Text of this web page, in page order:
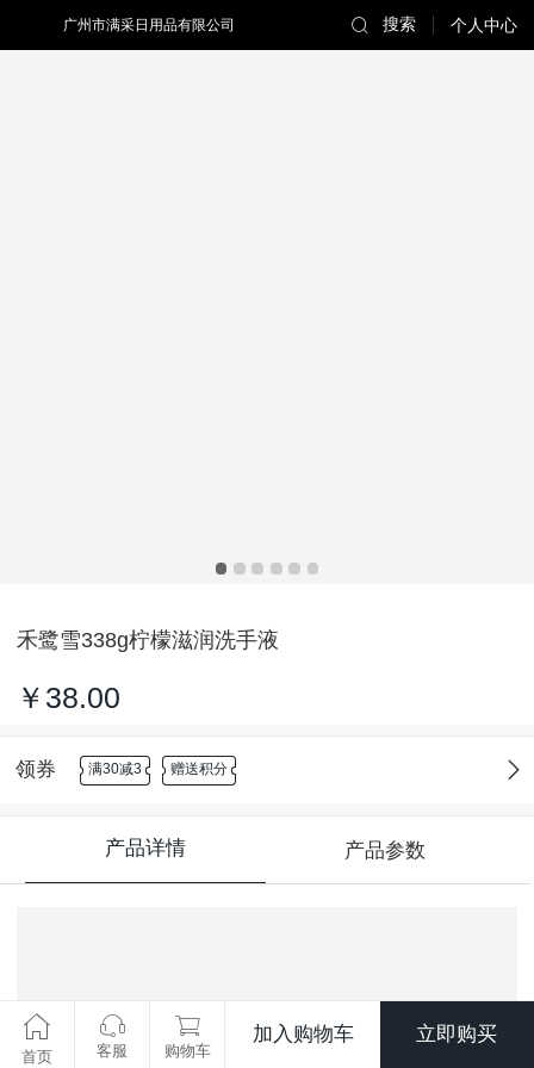
广州市满采日用品有限公司 个人中心
搜索
禾鹭雪338g柠檬滋润洗手液
￥38.00
领券 满30减3 赠送积分
产品详情 产品参数
首页 客服 购物车
加入购物车 立即购买